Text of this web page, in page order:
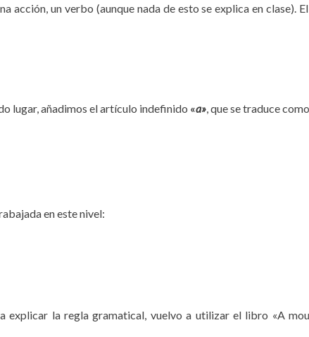
acción, un verbo (aunque nada de esto se explica en clase).
lugar, añadimos el artículo indefinido «a», que se traduce como
en este nivel:
explicar la regla gramatical, vuelvo a utilizar el libro «A